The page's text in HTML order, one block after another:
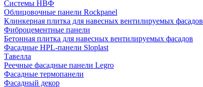
Системы НВФ
Облицовочные панели Rockpanel
Клинкерная плитка для навесных вентилируемых фасадов
Фиброцементные панели
Бетонная плитка для навесных вентилируемых фасадов
Фасадные HPL-панели Sloplast
Тавелла
Реечные фасадные панели Legro
Фасадные термопанели
Фасадный декор